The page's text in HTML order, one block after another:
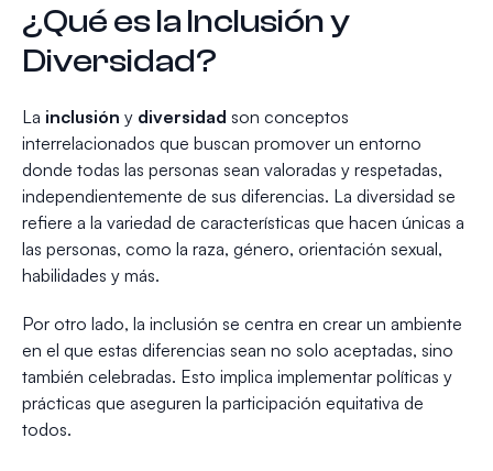
¿Qué es la Inclusión y
Diversidad?
La inclusión y diversidad son conceptos
interrelacionados que buscan promover un entorno
donde todas las personas sean valoradas y respetadas,
independientemente de sus diferencias. La diversidad se
refiere a la variedad de características que hacen únicas a
las personas, como la raza, género, orientación sexual,
habilidades y más.
Por otro lado, la inclusión se centra en crear un ambiente
en el que estas diferencias sean no solo aceptadas, sino
también celebradas. Esto implica implementar políticas y
prácticas que aseguren la participación equitativa de
todos.